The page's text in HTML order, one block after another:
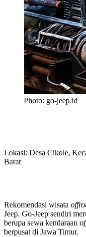
Photo: go-jeep.id
Lokasi: Desa Cikole,
Barat
Rekomendasi wisata
Jeep. Go-Jeep sendiri
berupa sewa kendaraan
berpusat di Jawa Timur.